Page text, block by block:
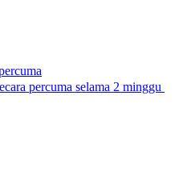
percuma selama 2 minggu